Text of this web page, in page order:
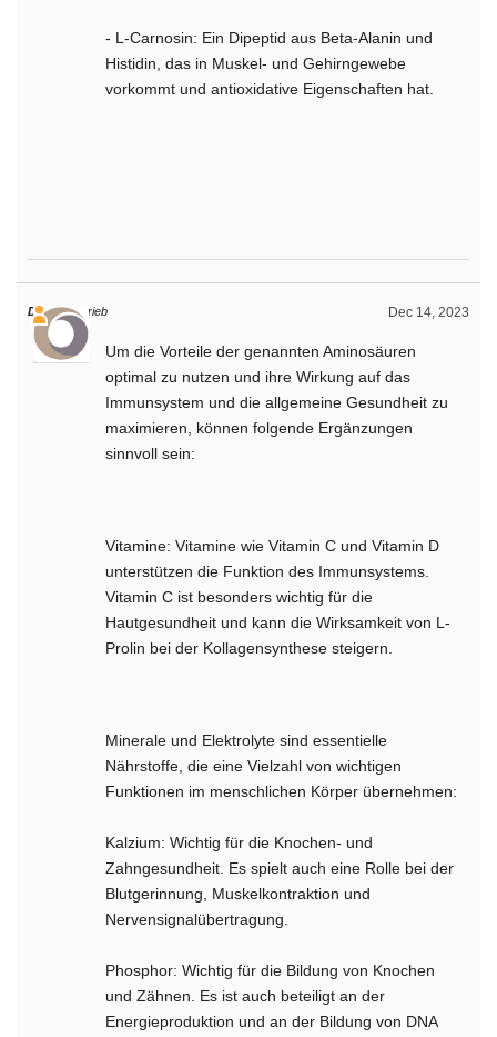
- L-Carnosin: Ein Dipeptid aus Beta-Alanin und
Histidin, das in Muskel- und Gehirngewebe
vorkommt und antioxidative Eigenschaften hat.
Dec 14, 2023
Daniel schrieb
Um die Vorteile der genannten Aminosäuren
optimal zu nutzen und ihre Wirkung auf das
Immunsystem und die allgemeine Gesundheit zu
maximieren, können folgende Ergänzungen
sinnvoll sein:
Vitamine: Vitamine wie Vitamin C und Vitamin D
unterstützen die Funktion des Immunsystems.
Vitamin C ist besonders wichtig für die
Hautgesundheit und kann die Wirksamkeit von L-
Prolin bei der Kollagensynthese steigern.
Minerale und Elektrolyte sind essentielle
Nährstoffe, die eine Vielzahl von wichtigen
Funktionen im menschlichen Körper übernehmen:
Kalzium: Wichtig für die Knochen- und
Zahngesundheit. Es spielt auch eine Rolle bei der
Blutgerinnung, Muskelkontraktion und
Nervensignalübertragung.
Phosphor: Wichtig für die Bildung von Knochen
und Zähnen. Es ist auch beteiligt an der
Energieproduktion und an der Bildung von DNA